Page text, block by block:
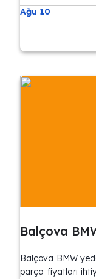
Ağu 10
Balçova
Balçova BMW
parça fiyatları